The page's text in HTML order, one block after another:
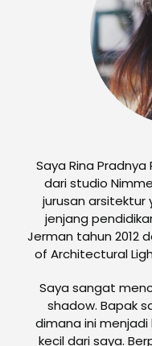
Saya Rina
dari studio
jurusan arsitektur
jenjang
Jerman tahun 2012
of Architectural
Saya sangat
shadow. Bapak
dimana ini
kecil dari saya.